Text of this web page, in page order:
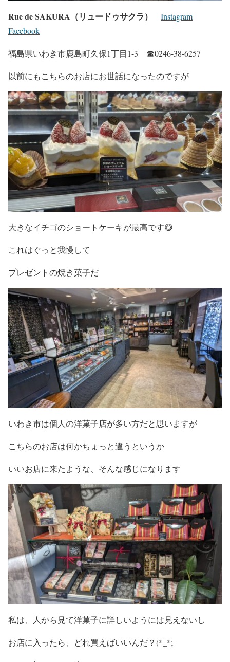
Rue de SAKURA（リュードゥサクラ）
Instagram
Facebook
福島県いわき市鹿島町久保1丁目1-3 ☎0246-38-6257
以前にもこちらのお店にお世話になったのですが
大きなイチゴのショートケーキが最高です😋
これはぐっと我慢して
プレゼントの焼き菓子だ
いわき市は個人の洋菓子店が多い方だと思いますが
こちらのお店は何かちょっと違うというか
いいお店に来たような、そんな感じになります
私は、人から見て洋菓子に詳しいようには見えないし
お店に入ったら、どれ買えばいいんだ？(*_*;